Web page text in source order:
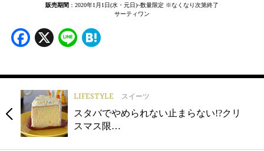
販売期間 ：2020年1月1日(水・元日)~数量限定 ※なくなり次第終了
サーティワン
Facebook
X Line
LIFESTYLE スイーツ
スタバでやめられない止まらない!?クリ
スマス限…